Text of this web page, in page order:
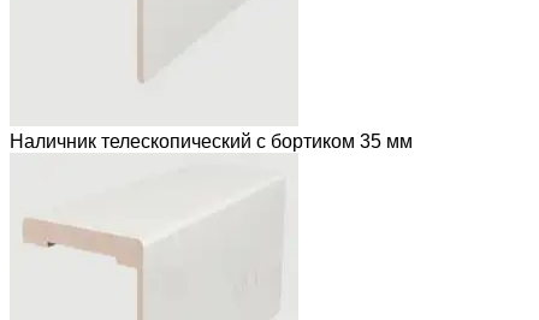
Наличник телескопический с бортиком 35 мм